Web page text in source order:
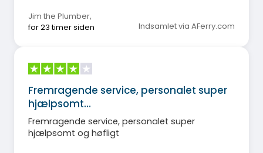
person i vores gruppe. Jeg bad et
besætningsmedlem om at efterlade plads bag
Jim the Plumber,
for 23 timer siden
Indsamlet via AFerry.com
Fremragende service, personalet super
hjælpsomt…
Fremragende service, personalet super
hjælpsomt og høfligt